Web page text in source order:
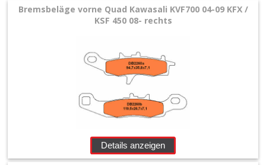
Bremsbeläge vorne Quad Kawasali KVF700 04-09 KFX /
KSF 450 08- rechts
Details anzeigen